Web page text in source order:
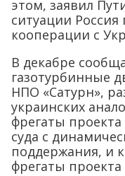
этом, заявил
ситуации Россия
кооперации с
В декабре
газотурбинные
НПО «Сатурн»,
украинских
фрегаты
суда с
поддержания, и
фрегаты проекта